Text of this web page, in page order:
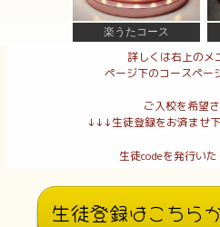
楽うたコース
詳しくは右上のメ
ページ下のコースペー
ご入校を希望
↓↓↓生徒登録をお済ませ
生徒codeを発行い
生徒登録はこち